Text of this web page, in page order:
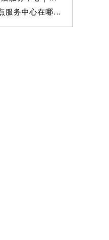
10、重庆天梭维修点服务中心在哪里有的维修保养服务地址权威公示（2026